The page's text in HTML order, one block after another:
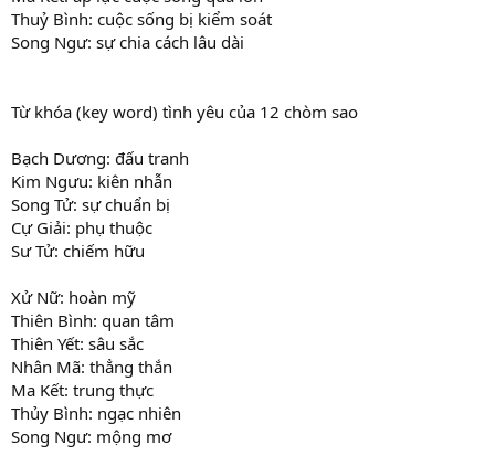
Thuỷ Bình: cuộc sống bị kiểm soát
Song Ngư: sự chia cách lâu dài
Từ khóa (key word) tình yêu của 12 chòm sao
Bạch Dương: đấu tranh
Kim Ngưu: kiên nhẫn
Song Tử: sự chuẩn bị
Cự Giải: phụ thuộc
Sư Tử: chiếm hữu
Xử Nữ: hoàn mỹ
Thiên Bình: quan tâm
Thiên Yết: sâu sắc
Nhân Mã: thẳng thắn
Ma Kết: trung thực
Thủy Bình: ngạc nhiên
Song Ngư: mộng mơ